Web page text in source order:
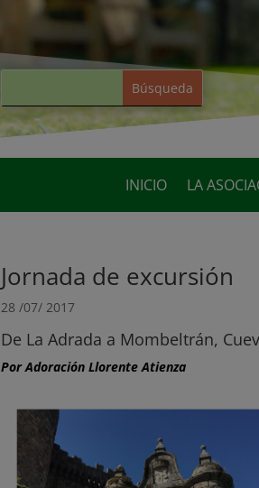
INICIO LA
Jornada de excursión
28 /07/ 2017
De La Adrada a Mombeltrán,
Por Adoración Llorente Atienza